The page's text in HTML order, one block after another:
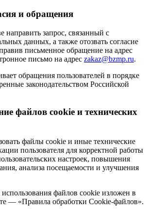
и обращения
направить запрос, связанный с
данных, а также отозвать согласие
письменное обращение на адрес
письмо на адрес zakaz@bzmp.ru.
обращения пользователей в порядке
законодательством Российской
файлов cookie и технических
файлы cookie и иные технические
пользователя для корректной работы
настроек, повышения
анализа посещаемости и улучшения
файлов cookie изложен в
— «Правила обработки Cookie-файлов».